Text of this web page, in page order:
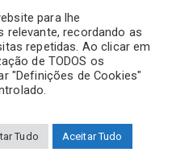
para lhe
relevante, recordando as
repetidas. Ao clicar em
de TODOS os
"Definições de Cookies"
Tudo Aceitar Tudo